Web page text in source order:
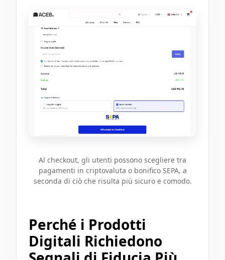
Al checkout, gli utenti possono scegliere tra
pagamenti in criptovaluta o bonifico SEPA, a
seconda di ciò che risulta più sicuro e comodo.
Perché i Prodotti
Digitali Richiedono